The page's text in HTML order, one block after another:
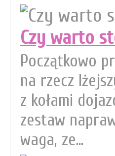
Czy warto
Początkowo
na rzecz
z kołami
zestaw
waga, ze...